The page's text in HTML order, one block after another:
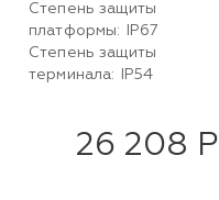
Степень защиты
платформы: IP67
Степень защиты
терминала: IP54
26 208 Р